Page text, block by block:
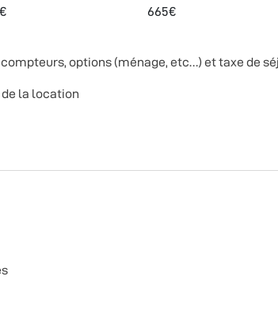
665€
compteurs, options (ménage, etc…) et taxe de
la location